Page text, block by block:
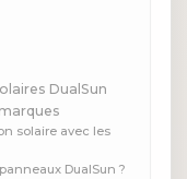
DualSun
solaire avec les
DualSun ?